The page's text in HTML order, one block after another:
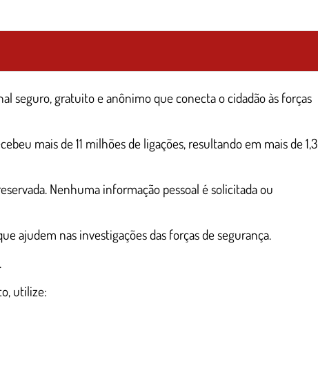
seguro, gratuito e anônimo que conecta o cidadão às forças
mais de 11 milhões de ligações, resultando em mais de 1,3
Nenhuma informação pessoal é solicitada ou
ajudem nas investigações das forças de segurança.
utilize: